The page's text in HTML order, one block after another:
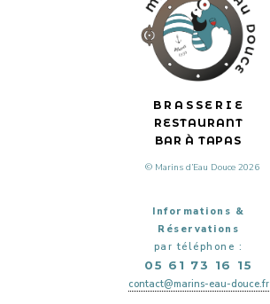
BRASSERIE
RESTAURANT
BAR À TAPAS
© Marins d’Eau Douce 2026
Informations &
Réservations
par téléphone :
05 61 73 16 15
contact@marins-eau-douce.fr